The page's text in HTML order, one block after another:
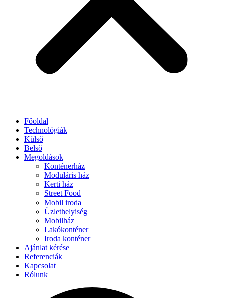
Főoldal
Technológiák
Külső
Belső
Megoldások
Konténerház
Moduláris ház
Kerti ház
Street Food
Mobil iroda
Üzlethelyiség
Mobilház
Lakókonténer
Iroda konténer
Ajánlat kérése
Referenciák
Kapcsolat
Rólunk